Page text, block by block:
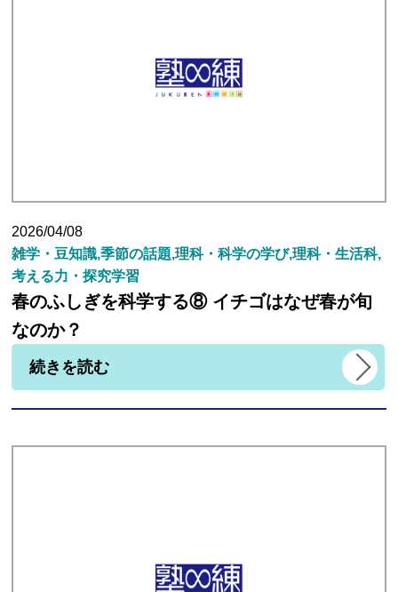
2026/04/08
雑学・豆知識,季節の話題,理科・科学の学び,理科・生活科,
考える力・探究学習
春のふしぎを科学する⑧ イチゴはなぜ春が旬
なのか？
続きを読む